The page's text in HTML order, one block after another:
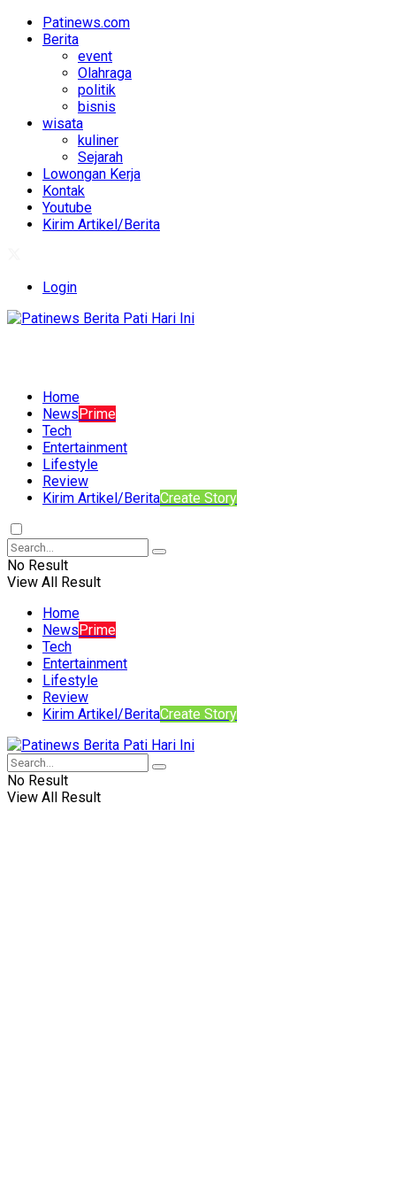
Patinews.com
Berita
event
Olahraga
politik
bisnis
wisata
kuliner
Sejarah
Lowongan Kerja
Kontak
Youtube
Kirim Artikel/Berita
Login
Home
NewsPrime
Tech
Entertainment
Lifestyle
Review
Kirim Artikel/BeritaCreate Story
No Result
View All Result
Home
NewsPrime
Tech
Entertainment
Lifestyle
Review
Kirim Artikel/BeritaCreate Story
No Result
View All Result